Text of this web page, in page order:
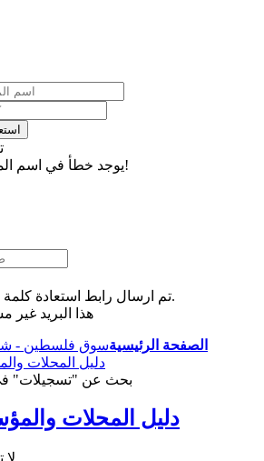
يوجد خطأ في اسم المستخدم أو كلمة المرور!
تم ارسال رابط استعادة كلمة المرور الى بريدك بنجاح.
هذا البريد
الصفحة الرئيسية
دليل المحلات
بحث عن "تسجيلات"
دليل المحلات